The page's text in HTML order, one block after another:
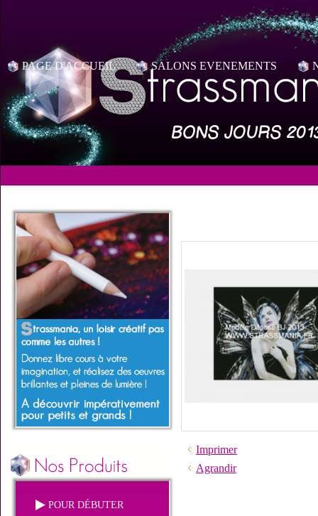
PAGE D'ACCUEIL SALONS EVENEMENTS
POUR DÉBUTER
Imprimer
Agrandir